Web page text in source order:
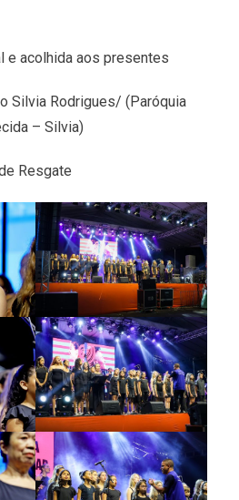
e acolhida aos presentes
Silvia Rodrigues/ (Paróquia
– Silvia)
Resgate